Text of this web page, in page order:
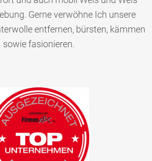
Gerne verwöhne Ich unsere
entfernen, bürsten, kämmen
sowie fasionieren.